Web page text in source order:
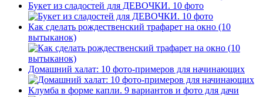
Букет из сладостей для ДЕВОЧКИ. 10 фото
Как сделать рождественский трафарет на окно (10
вытыканок)
Домашний халат: 10 фото-примеров для начинающих
Клумба в форме капли. 9 вариантов и фото для дачи